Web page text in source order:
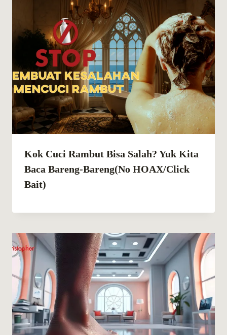
Kok Cuci Rambut Bisa Salah? Yuk Kita
Baca Bareng-Bareng(No HOAX/Click
Bait)